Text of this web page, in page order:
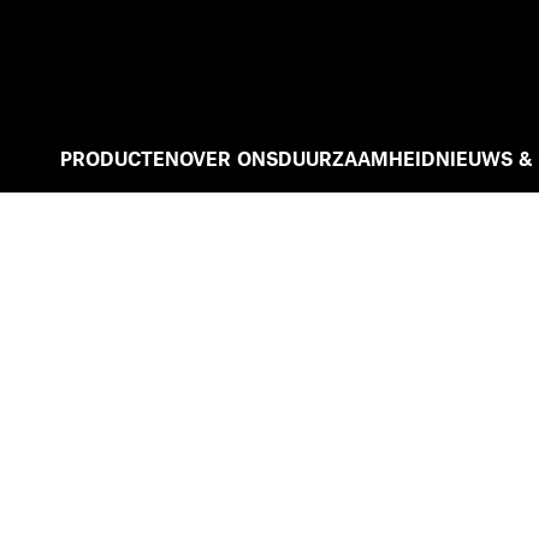
PRODUCTENOVER ONSDUURZAAMHEIDNIEUWS &